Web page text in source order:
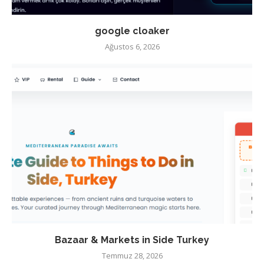
google cloaker
Ağustos 6, 2026
Bazaar & Markets in Side Turkey
Temmuz 28, 2026